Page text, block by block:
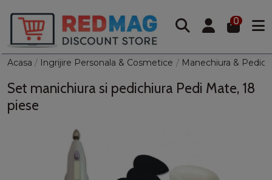
0
Acasa Ingrijire Personala & Cosmetice Manechiura &
Set manichiura si pedichiura Pedi Mate, 18
piese